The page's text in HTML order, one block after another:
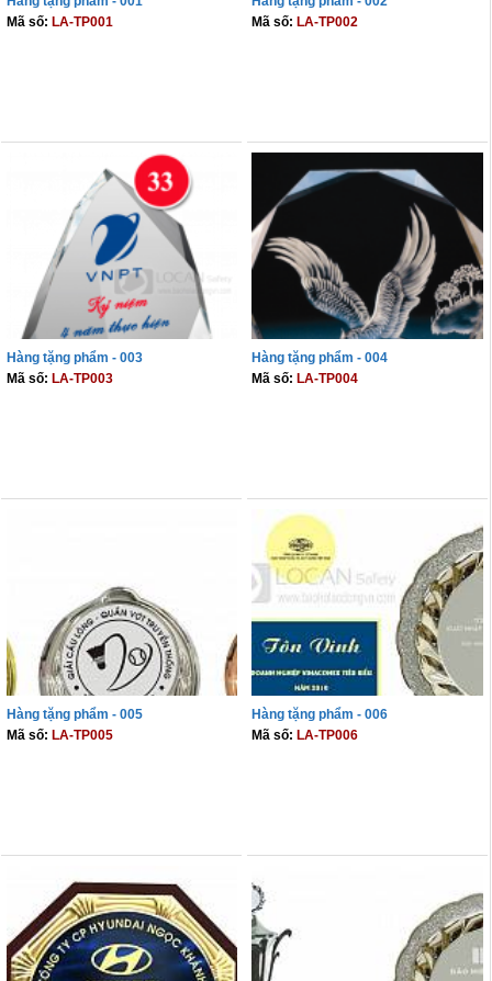
Mã số: LA-TP001
Mã số: LA-TP002
Hàng tặng phẩm - 003
Mã số: LA-TP003
Hàng tặng phẩm - 004
Mã số: LA-TP004
Hàng tặng phẩm - 005
Mã số: LA-TP005
Hàng tặng phẩm - 006
Mã số: LA-TP006